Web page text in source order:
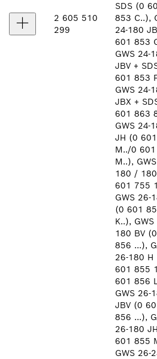
2 605 510
299
SDS (0
853 C..),
24-180
601 853
GWS 24-
JBV +
601 853
GWS 24-
JBX +
601 863
GWS 24-
JH (0
M../0
M..),
180 /
601 755
GWS 26-
(0 601
K..),
180 BV
856 ...),
26-180 H
601 855
601 856
GWS 26-
JBV (0
856 ...),
26-180
601 855
GWS 26-